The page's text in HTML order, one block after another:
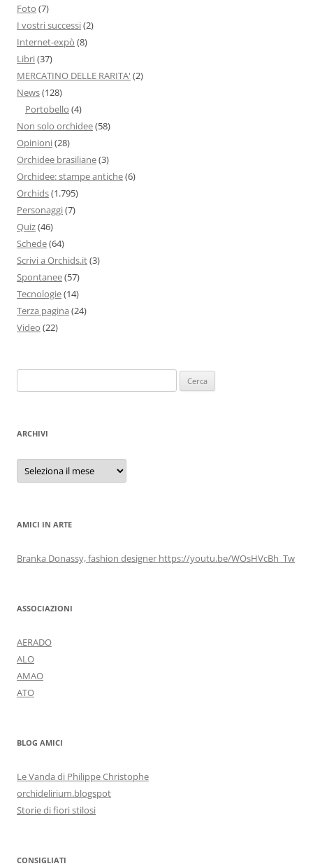
Foto (7)
I vostri successi(2)
Internet-expò (8)
Libri(37)
MERCATINO DELLE RARITA' (2)
News(128)
Portobello (4)
Non solo orchidee(58)
Opinioni(28)
Orchidee brasiliane(3)
Orchidee: stampe antiche(6)
Orchids(1.795)
Personaggi(7)
Quiz(46)
Schede(64)
Scrivi a Orchids.it(3)
Spontanee(57)
Tecnologie(14)
Terza pagina (24)
Video (22)
per:
ARCHIVI
Archivi
AMICI IN ARTE
Branka Donassy, fashion designer https://youtu.be/WOsHVcBh_Tw
ASSOCIAZIONI
AERADO
ALO
AMAO
ATO
BLOG AMICI
Le Vanda di Philippe Christophe
orchidelirium.blogspot
Storie di fiori stilosi
CONSIGLIATI